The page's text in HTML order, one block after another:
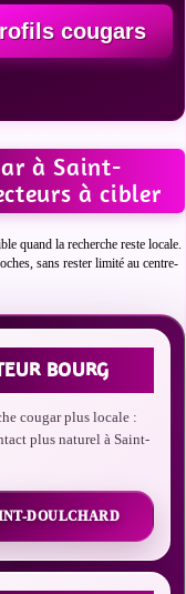
cougars
à Saint-
à cibler
quand la recherche reste locale.
sans rester limité au centre-
BOURG
cougar plus locale :
plus naturel à Saint-
DOULCHARD